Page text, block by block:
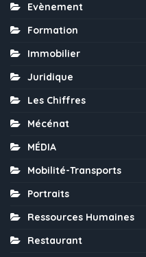
Evènement
Formation
Immobilier
Juridique
Les Chiffres
Mécénat
MÉDIA
Mobilité-Transports
Portraits
Ressources Humaines
Restaurant